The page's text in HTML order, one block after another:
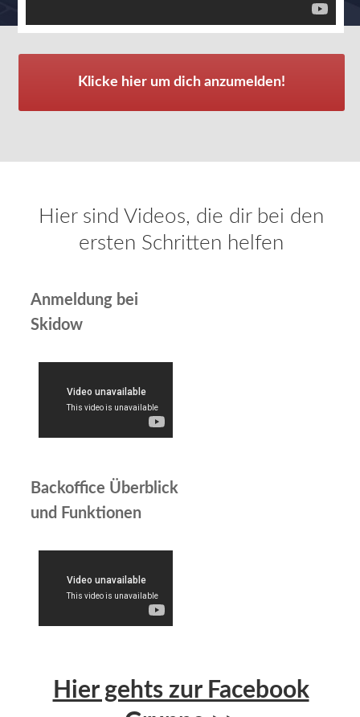
Klicke hier um dich anzumelden!
Hier sind Videos, die dir bei den
ersten Schritten helfen
Anmeldung bei
Skidow
Backoffice Überblick
und Funktionen
Hier gehts zur Facebook